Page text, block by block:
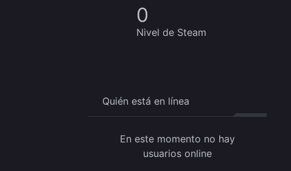
0
Nivel de Steam
Quién está en línea
En este momento no hay
usuarios online